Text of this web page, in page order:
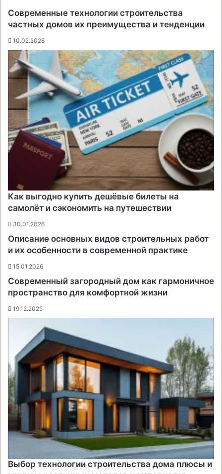
Современные технологии строительства
частных домов их преимущества и тенденции
10.02.2026
Как выгодно купить дешёвые билеты на
самолёт и сэкономить на путешествии
30.01.2026
Описание основных видов строительных работ
и их особенности в современной практике
15.01.2026
Современный загородный дом как гармоничное
пространство для комфортной жизни
19.12.2025
Выбор технологии строительства дома плюсы и